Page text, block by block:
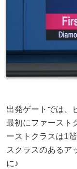
出発ゲートでは、
最初にファースト
ーストクラスは1
スクラスのあるア
に♪